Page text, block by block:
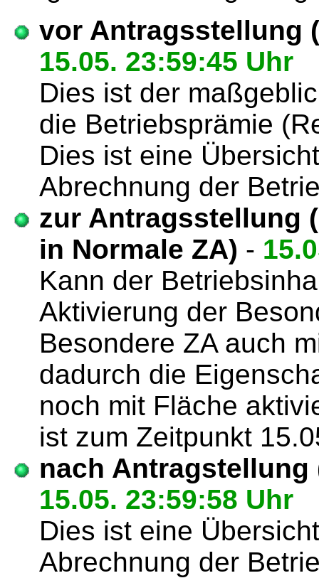
vor Antragsstellung
15.05. 23:59:45 Uhr
Dies ist der
die Betriebsprämie
Dies ist eine
Abrechnung der
zur Antragsstellung
in Normale ZA) -
Kann der
Aktivierung der
Besondere ZA auch
dadurch die
noch mit Fläche
ist zum Zeitpunkt
nach
15.05. 23:59:58 Uhr
Dies ist eine
Abrechnung der